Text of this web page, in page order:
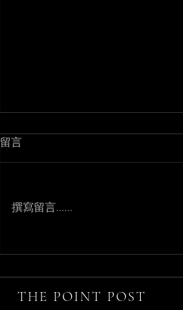
留言
撰寫留言......
THE POINT POST